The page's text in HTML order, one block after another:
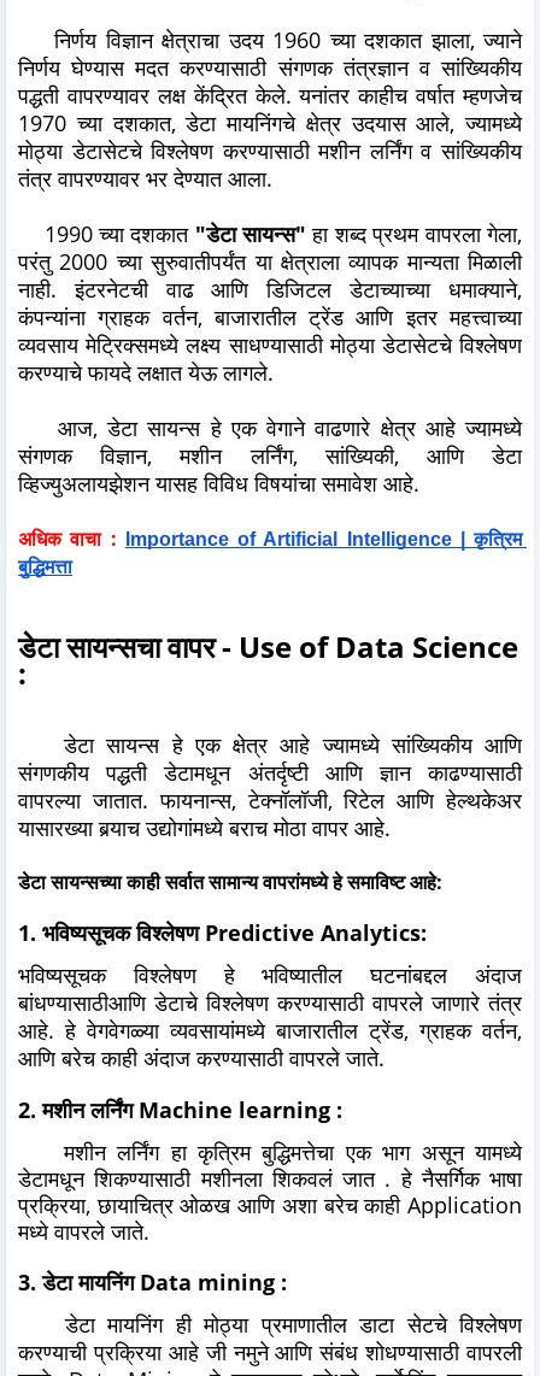
निर्णय विज्ञान क्षेत्राचा उदय 1960 च्या दशकात झाला, ज्याने
निर्णय घेण्यास मदत करण्यासाठी संगणक तंत्रज्ञान व सांख्यिकीय
पद्धती वापरण्यावर लक्ष केंद्रित केले. यनांतर काहीच वर्षात म्हणजेच
1970 च्या दशकात, डेटा मायनिंगचे क्षेत्र उदयास आले, ज्यामध्ये
मोठ्या डेटासेटचे विश्लेषण करण्यासाठी मशीन लर्निंग व सांख्यिकीय
तंत्र वापरण्यावर भर देण्यात आला.
1990 च्या दशकात "डेटा सायन्स" हा शब्द प्रथम वापरला गेला,
परंतु 2000 च्या सुरुवातीपर्यंत या क्षेत्राला व्यापक मान्यता मिळाली
नाही. इंटरनेटची वाढ आणि डिजिटल डेटाच्याच्या धमाक्याने,
कंपन्यांना ग्राहक वर्तन, बाजारातील ट्रेंड आणि इतर महत्त्वाच्या
व्यवसाय मेट्रिक्समध्ये लक्ष्य साधण्यासाठी मोठ्या डेटासेटचे विश्लेषण
करण्याचे फायदे लक्षात येऊ लागले.
आज, डेटा सायन्स हे एक वेगाने वाढणारे क्षेत्र आहे ज्यामध्ये
संगणक विज्ञान, मशीन लर्निंग, सांख्यिकी, आणि डेटा
व्हिज्युअलायझेशन यासह विविध विषयांचा समावेश आहे.
अधिक वाचा :
Importance of Artificial Intelligence | कृत्रिम
बुद्धिमत्ता
डेटा सायन्सचा वापर - Use of Data Science
:
डेटा सायन्स हे एक क्षेत्र आहे ज्यामध्ये सांख्यिकीय आणि
संगणकीय पद्धती डेटामधून अंतर्दृष्टी आणि ज्ञान काढण्यासाठी
वापरल्या जातात. फायनान्स, टेक्नॉलॉजी, रिटेल आणि हेल्थकेअर
यासारख्या बर्‍याच उद्योगांमध्ये बराच मोठा वापर आहे.
डेटा सायन्सच्या काही सर्वात सामान्य वापरांमध्ये हे समाविष्ट आहे:
1. भविष्यसूचक विश्लेषण Predictive Analytics:
भविष्यसूचक विश्लेषण हे भविष्यातील घटनांबद्दल अंदाज
बांधण्यासाठीआणि डेटाचे विश्लेषण करण्यासाठी वापरले जाणारे तंत्र
आहे. हे वेगवेगळ्या व्यवसायांमध्ये बाजारातील ट्रेंड, ग्राहक वर्तन,
आणि बरेच काही अंदाज करण्यासाठी वापरले जाते.
2. मशीन लर्निंग Machine learning :
मशीन लर्निंग हा कृत्रिम बुद्धिमत्तेचा एक भाग असून यामध्ये
डेटामधून शिकण्यासाठी मशीनला शिकवलं जात . हे नैसर्गिक भाषा
प्रक्रिया, छायाचित्र ओळख आणि अशा बरेच काही Application
मध्ये वापरले जाते.
3. डेटा मायनिंग Data mining :
डेटा मायनिंग ही मोठ्या प्रमाणातील डाटा सेटचे विश्लेषण
करण्याची प्रक्रिया आहे जी नमुने आणि संबंध शोधण्यासाठी वापरली